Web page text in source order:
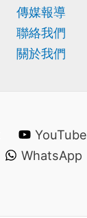
傳媒報導
聯絡我們
關於我們
YouTube
WhatsApp